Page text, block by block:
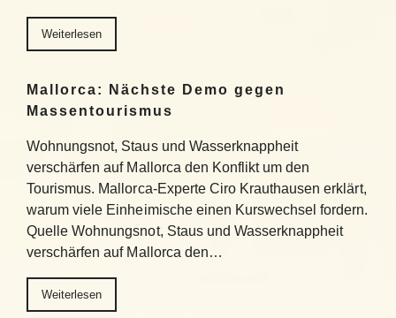
Weiterlesen
Mallorca: Nächste Demo gegen
Massentourismus
Wohnungsnot, Staus und Wasserknappheit
verschärfen auf Mallorca den Konflikt um den
Tourismus. Mallorca-Experte Ciro Krauthausen erklärt,
warum viele Einheimische einen Kurswechsel fordern.
Quelle Wohnungsnot, Staus und Wasserknappheit
verschärfen auf Mallorca den…
Weiterlesen